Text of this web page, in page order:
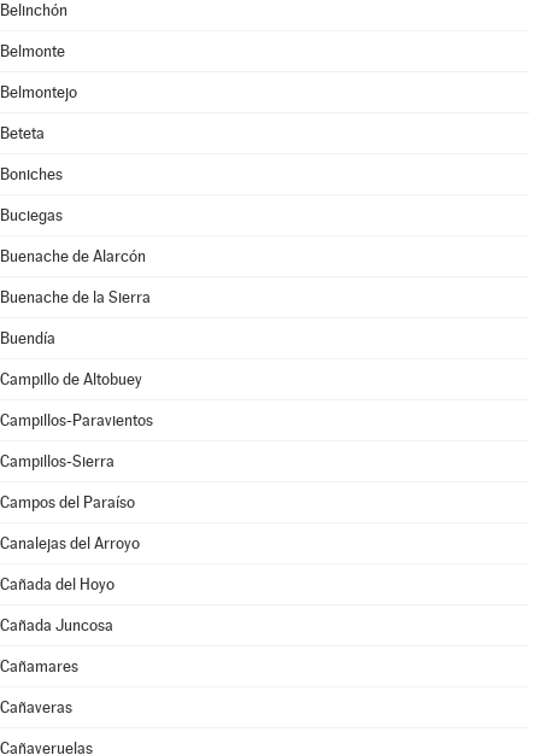
Belinchón
Belmonte
Belmontejo
Beteta
Boniches
Buciegas
Buenache de Alarcón
Buenache de la Sierra
Buendía
Campillo de Altobuey
Campillos-Paravientos
Campillos-Sierra
Campos del Paraíso
Canalejas del Arroyo
Cañada del Hoyo
Cañada Juncosa
Cañamares
Cañaveras
Cañaveruelas